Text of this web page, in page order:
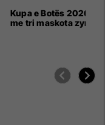
Kupa e Botës 2026
me tri maskota zyrtare